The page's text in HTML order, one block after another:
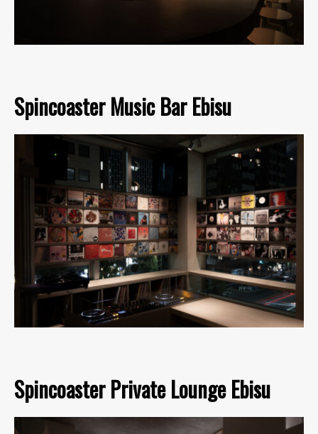
Spincoaster Music Bar Ebisu
Spincoaster Private Lounge Ebisu